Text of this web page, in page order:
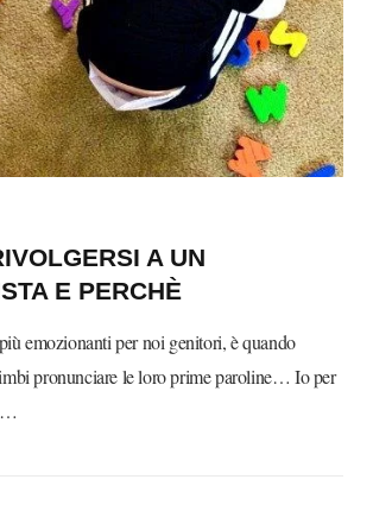
A UN
E PERCHÈ
emozionanti per noi genitori, è quando
pronunciare le loro prime paroline… Io per